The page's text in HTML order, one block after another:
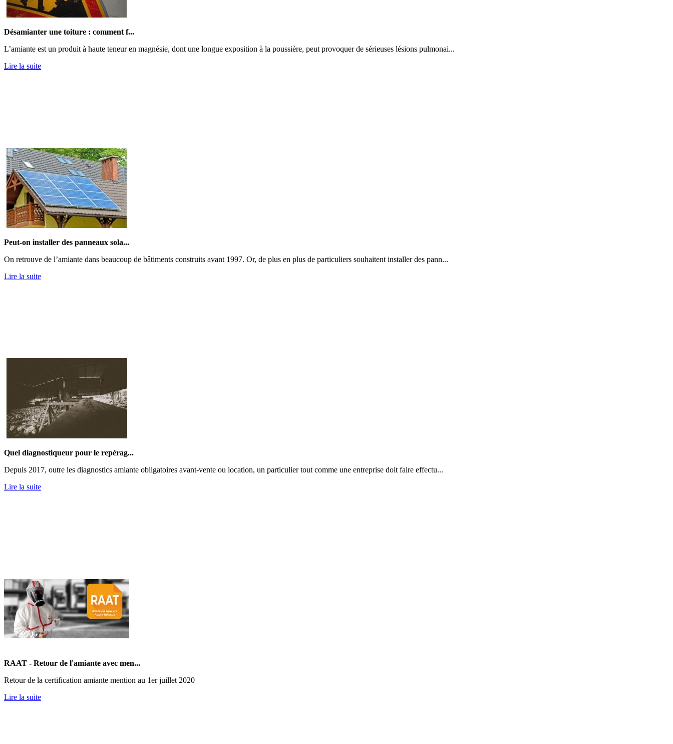
Désamianter une toiture : comment f...
L’amiante est un produit à haute teneur en magnésie, dont une longue exposition à la poussière, peut provoquer de sérieuses lésions pulmonai...
Lire la suite
Peut-on installer des panneaux sola...
On retrouve de l’amiante dans beaucoup de bâtiments construits avant 1997. Or, de plus en plus de particuliers souhaitent installer des pann...
Lire la suite
Quel diagnostiqueur pour le repérag...
Depuis 2017, outre les diagnostics amiante obligatoires avant-vente ou location, un particulier tout comme une entreprise doit faire effectu...
Lire la suite
RAAT - Retour de l'amiante avec men...
Retour de la certification amiante mention au 1er juillet 2020
Lire la suite